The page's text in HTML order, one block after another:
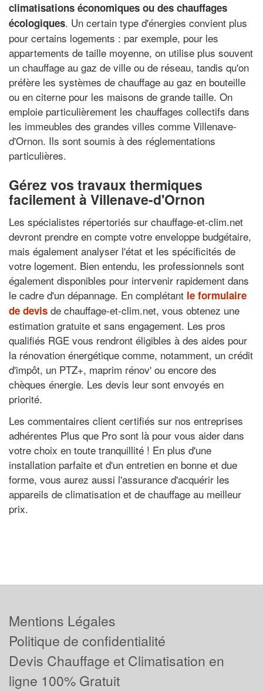
climatisations économiques ou des chauffages
écologiques. Un certain type d'énergies convient plus
pour certains logements : par exemple, pour les
appartements de taille moyenne, on utilise plus souvent
un chauffage au gaz de ville ou de réseau, tandis qu'on
préfère les systèmes de chauffage au gaz en bouteille
ou en citerne pour les maisons de grande taille. On
emploie particulièrement les chauffages collectifs dans
les immeubles des grandes villes comme Villenave-
d'Ornon. Ils sont soumis à des réglementations
particulières.
Gérez vos travaux thermiques
facilement à Villenave-d'Ornon
Les spécialistes répertoriés sur chauffage-et-clim.net
devront prendre en compte votre enveloppe budgétaire,
mais également analyser l'état et les spécificités de
votre logement. Bien entendu, les professionnels sont
également disponibles pour intervenir rapidement dans
le cadre d'un dépannage. En complétant le formulaire
de devis de chauffage-et-clim.net, vous obtenez une
estimation gratuite et sans engagement. Les pros
qualifiés RGE vous rendront éligibles à des aides pour
la rénovation énergétique comme, notamment, un crédit
d'impôt, un PTZ+, maprim rénov' ou encore des
chèques énergie. Les devis leur sont envoyés en
priorité.
Les commentaires client certifiés sur nos entreprises
adhérentes Plus que Pro sont là pour vous aider dans
votre choix en toute tranquillité ! En plus d'une
installation parfaite et d'un entretien en bonne et due
forme, vous aurez aussi l'assurance d'acquérir les
appareils de climatisation et de chauffage au meilleur
prix.
Mentions Légales
Politique de confidentialité
Devis Chauffage et Climatisation en
ligne 100% Gratuit